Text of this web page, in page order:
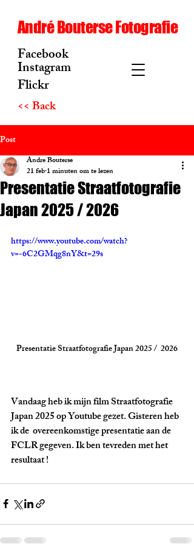
<< Back
Flickr
Facebook
Instagram
André Bouterse Fotografie
Post
Presentatie Straatfotografie
Japan 2025 / 2026
Andre Bouterse
21 feb1 minuten om te lezen
https://www.youtube.com/watch?
v=-6C2GMqg8nY&t=29s
Presentatie Straatfotografie Japan 2025 /  2026
Vandaag heb ik mijn film Straatfotografie
Japan 2025 op Youtube gezet. Gisteren heb
ik de  overeenkomstige presentatie aan de
FCLR gegeven. Ik ben tevreden met het
resultaat !